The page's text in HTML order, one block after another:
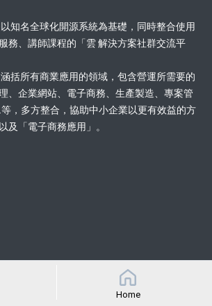
知名全球化開源系統為基礎，同時整合使用
務、講師課程的「雲 解決方案社群交流平
括所有商業應用的領域，包含營運所需要的
、企業網站、電子商務、生產製造、專案管
等，多方整合，協助中小企業以更有效益的方
及「電子商務應用」。
Home